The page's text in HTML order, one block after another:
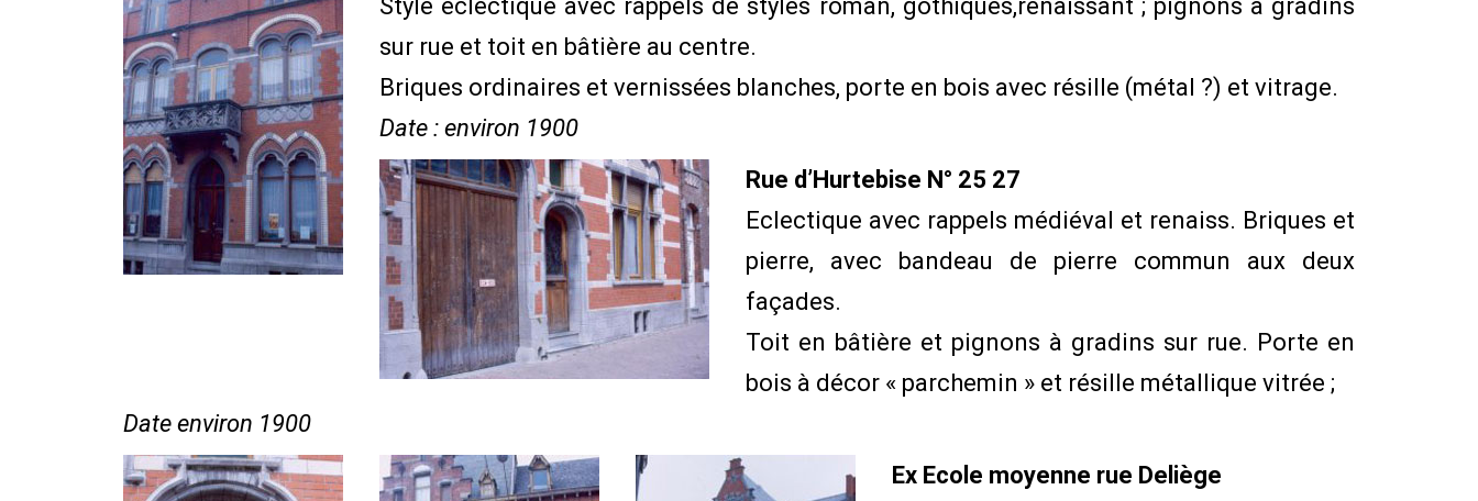
Style éclectique avec rappels de styles roman, gothiques,renaissant ; pignons à gradins
sur rue et toit en bâtière au centre.
Briques ordinaires et vernissées blanches, porte en bois avec résille (métal ?) et vitrage.
Date : environ 1900
Rue d’Hurtebise N° 25 27
Eclectique avec rappels médiéval et renaiss. Briques et
pierre, avec bandeau de pierre commun aux deux
façades.
Toit en bâtière et pignons à gradins sur rue. Porte en
bois à décor « parchemin » et résille métallique vitrée ;
Date environ 1900
Ex Ecole moyenne rue Deliège